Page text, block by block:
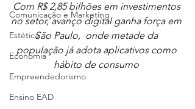
Comunicação e Marketing
Estética
Economia
Empreendedorismo
Ensino EAD
Com R$ 2,85 bilhões em investimentos
no setor, avanço digital ganha força em
São Paulo, onde metade da
população já adota aplicativos como
hábito de consumo